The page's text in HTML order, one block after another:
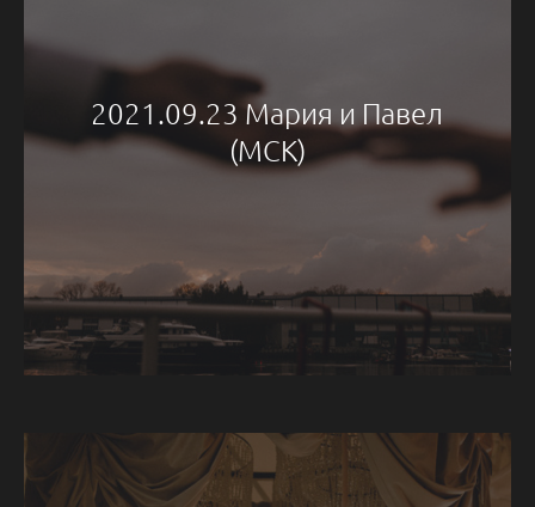
2021.09.23 Мария и Павел
(МСК)